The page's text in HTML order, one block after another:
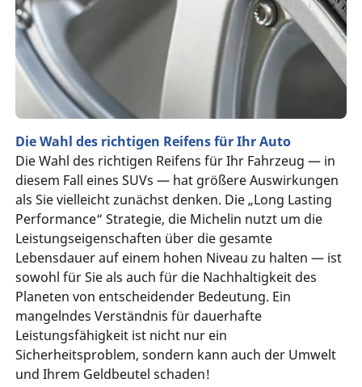
Die Wahl des richtigen Reifens für Ihr Auto
Die Wahl des richtigen Reifens für Ihr Fahrzeug — in
diesem Fall eines SUVs — hat größere Auswirkungen
als Sie vielleicht zunächst denken. Die „Long Lasting
Performance“ Strategie, die Michelin nutzt um die
Leistungseigenschaften über die gesamte
Lebensdauer auf einem hohen Niveau zu halten — ist
sowohl für Sie als auch für die Nachhaltigkeit des
Planeten von entscheidender Bedeutung. Ein
mangelndes Verständnis für dauerhafte
Leistungsfähigkeit ist nicht nur ein
Sicherheitsproblem, sondern kann auch der Umwelt
und Ihrem Geldbeutel schaden!